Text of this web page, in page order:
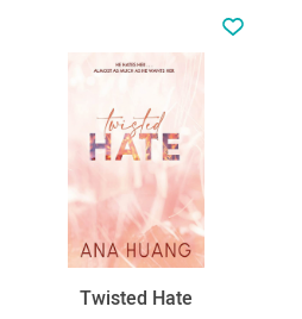
Twisted Hate